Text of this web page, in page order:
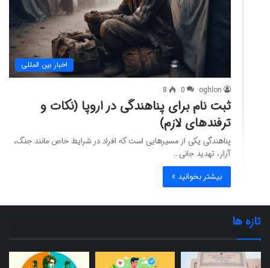
اخبار بین المللی
oghlon
0
8
ثبت نام برای پناهندگی در اروپا (نکات و
ترفندهای لازم)
پناهندگی یکی از مسیرهایی است که افراد در شرایط خاص مانند جنگ،
آزار، تهدید جانی…
بیشتر بخوانید »
تازه ها